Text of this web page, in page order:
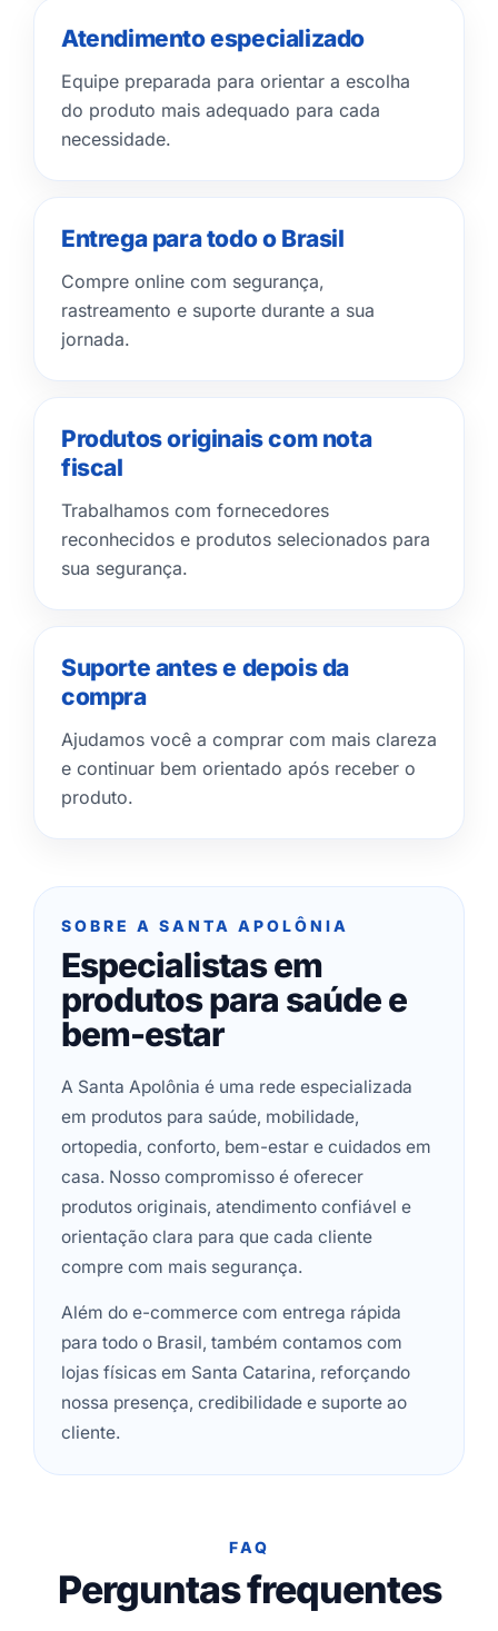
Atendimento especializado
Equipe preparada para orientar a escolha
do produto mais adequado para cada
necessidade.
Entrega para todo o Brasil
Compre online com segurança,
rastreamento e suporte durante a sua
jornada.
Produtos originais com nota
fiscal
Trabalhamos com fornecedores
reconhecidos e produtos selecionados para
sua segurança.
Suporte antes e depois da
compra
Ajudamos você a comprar com mais clareza
e continuar bem orientado após receber o
produto.
SOBRE A SANTA APOLÔNIA
Especialistas em
produtos para saúde e
bem-estar
A Santa Apolônia é uma rede especializada
em produtos para saúde, mobilidade,
ortopedia, conforto, bem-estar e cuidados em
casa. Nosso compromisso é oferecer
produtos originais, atendimento confiável e
orientação clara para que cada cliente
compre com mais segurança.
Além do e-commerce com entrega rápida
para todo o Brasil, também contamos com
lojas físicas em Santa Catarina, reforçando
nossa presença, credibilidade e suporte ao
cliente.
FAQ
Perguntas frequentes